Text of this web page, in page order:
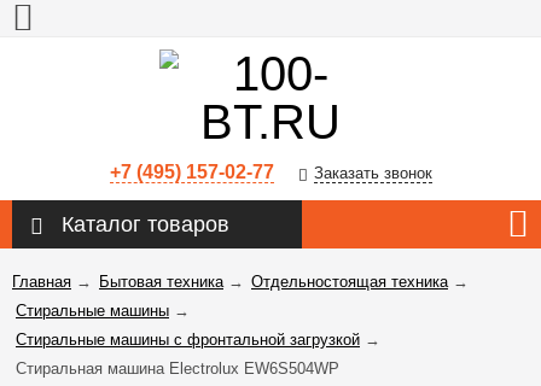
+7 (495) 157-02-77 Заказать звонок
Каталог товаров
Главная → Бытовая техника→ Отдельностоящая техника→
Стиральные машины →
Стиральные машины с фронтальной загрузкой →
Стиральная машина Electrolux EW6S504WP